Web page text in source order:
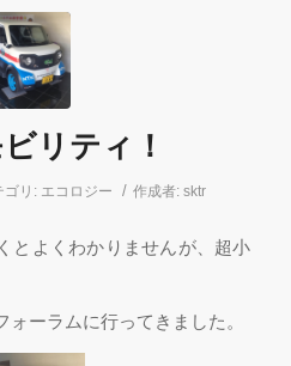
リティ！
ゴリ: エコロジー / 作成者: sktr
とよくわかりませんが、超小
ーラムに行ってきました。